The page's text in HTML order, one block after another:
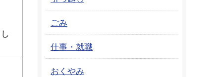
ごみ
仕事・就職
おくやみ